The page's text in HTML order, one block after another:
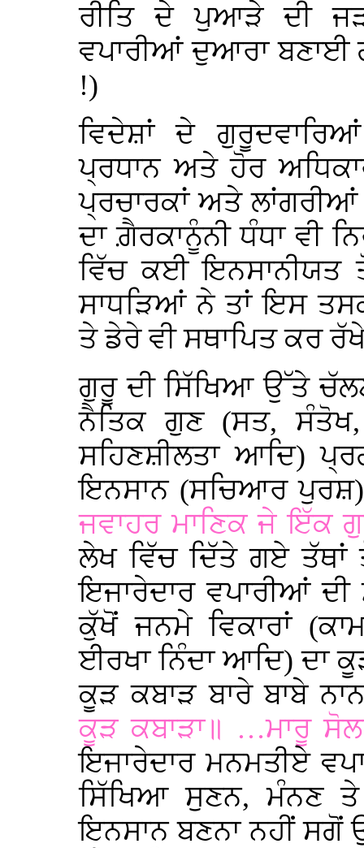
ਰੀਤਿ ਦੇ ਪੁਆੜੇ ਦੀ
ਵਪਾਰੀਆਂ ਦੁਆਰਾ ਬਣਾਈ
!)
ਵਿਦੇਸ਼ਾਂ ਦੇ
ਪ੍ਰਧਾਨ ਅਤੇ ਹੋਰ
ਪ੍ਰਚਾਰਕਾਂ ਅਤੇ
ਦਾ ਗ਼ੈਰਕਾਨੂੰਨੀ ਧੰਧਾ ਵੀ
ਵਿੱਚ ਕਈ ਇਨਸਾਨੀਯਤ
ਸਾਧੜਿਆਂ ਨੇ ਤਾਂ ਇਸ
ਤੇ ਡੇਰੇ ਵੀ ਸਥਾਪਿਤ ਕਰ
ਗੁਰੂ ਦੀ ਸਿੱਖਿਆ ਉੱਤੇ
ਨੈਤਿਕ ਗੁਣ (ਸਤ, ਸੰਤੋਖ,
ਸਹਿਣਸ਼ੀਲਤਾ ਆਦਿ)
ਇਨਸਾਨ (ਸਚਿਆਰ
ਜਵਾਹਰ ਮਾਣਿਕ ਜੇ ਇੱਕ
ਲੇਖ ਵਿੱਚ ਦਿੱਤੇ ਗਏ ਤੱਥਾਂ
ਇਜਾਰੇਦਾਰ ਵਪਾਰੀਆਂ
ਕੁੱਖੋਂ ਜਨਮੇ ਵਿਕਾਰਾਂ
ਈਰਖਾ ਨਿੰਦਾ ਆਦਿ)
ਕੂੜ ਕਬਾੜ ਬਾਰੇ ਬਾਬੇ
ਕੂੜ ਕਬਾੜਾ॥ …ਮਾਰੂ
ਇਜਾਰੇਦਾਰ ਮਨਮਤੀਏ
ਸਿੱਖਿਆ ਸੁਣਨ, ਮੰਨਣ
ਇਨਸਾਨ ਬਣਨਾ ਨਹੀਂ ਸਗੋਂ